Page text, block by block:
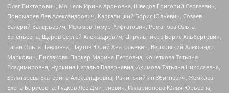
Олег Викторович, Мошель Ирина Ароновна, Шведов Григорий Сергеевич,
Пономарев Лев Александрович, Каргалицкий Борис Юльевич, Созаев
Валерий Валерьевич, Исламов Тимур Рифгатович, Романова Ольга
Евгеньевна, Щаров Сергей Алексадрович, Цирульников Борис Альбертович,
Гасан Ольга Павловна, Паутов Юрий Анатольевич, Верховский Александр
Маркович, Пислакова-Паркер Марина Петровна, Кочеткова Татьяна
Владимировна, Чуркина Наталья Валерьевна, Акимова Татьяна Николаевна,
Золотарева Екатерина Александровна, Рачинский Ян Збигневич, Жемкова
Елена Борисовна, Гудков Лев Дмитриевич, Илларионова Юлия Юрьевна,